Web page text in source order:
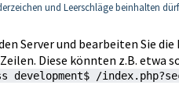
und Leerschläge beinhalten
Server und bearbeiten Sie die
Diese könnten z.B. etwa